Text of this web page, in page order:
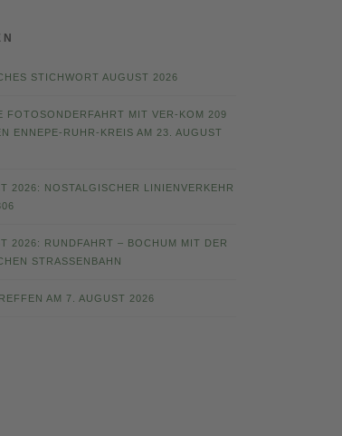
STICHWORT AUGUST 2026
FOTOSONDERFAHRT MIT VER-KOM 209
ENNEPE-RUHR-KREIS AM 23. AUGUST
2026: NOSTALGISCHER LINIENVERKEHR
2026: RUNDFAHRT – BOCHUM MIT DER
STRASSENBAHN
AM 7. AUGUST 2026